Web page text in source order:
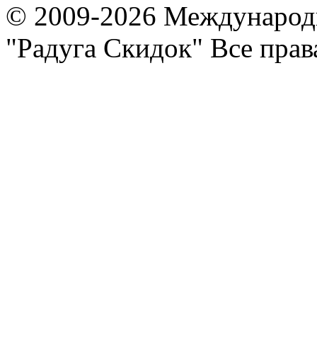
© 2009-2026
"Радуга Скидок" Все